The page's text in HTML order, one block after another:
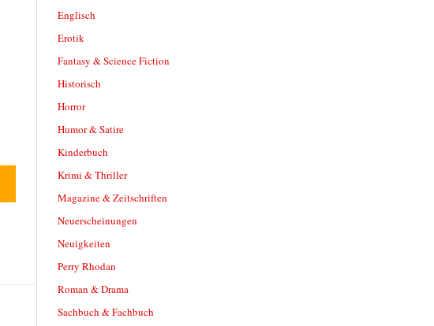
Englisch
Erotik
Fantasy & Science Fiction
Historisch
Horror
Humor & Satire
Kinderbuch
Krimi & Thriller
Magazine & Zeitschriften
Neuerscheinungen
Neuigkeiten
Perry Rhodan
Roman & Drama
Sachbuch & Fachbuch